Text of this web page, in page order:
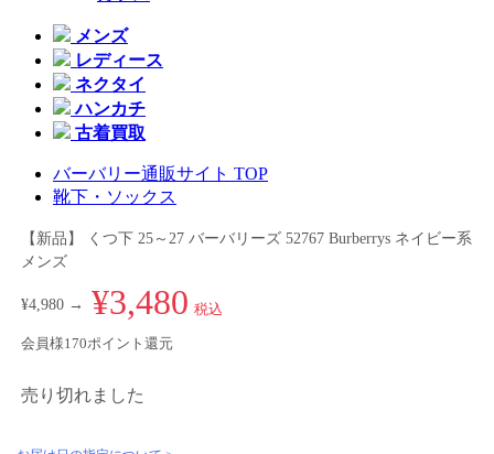
メンズ
レディース
ネクタイ
ハンカチ
古着買取
バーバリー通販サイト TOP
靴下・ソックス
【新品】 くつ下 25～27 バーバリーズ 52767 Burberrys ネイビー系
メンズ
¥4,980 → ¥3,480 税込
会員様170ポイント還元
売り切れました